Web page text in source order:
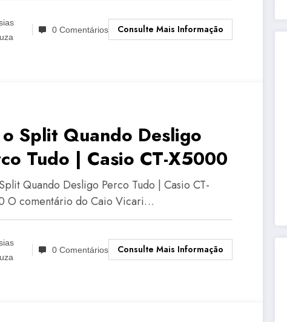
0 Comentários Consulte Mais Informação
Split Quando Desligo
Tudo | Casio CT-X5000
Quando Desligo Perco Tudo | Casio CT-
O comentário do Caio Vicari…
0 Comentários Consulte Mais Informação